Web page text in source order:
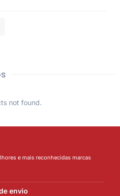
not found.
e mais reconhecidas marcas
envio